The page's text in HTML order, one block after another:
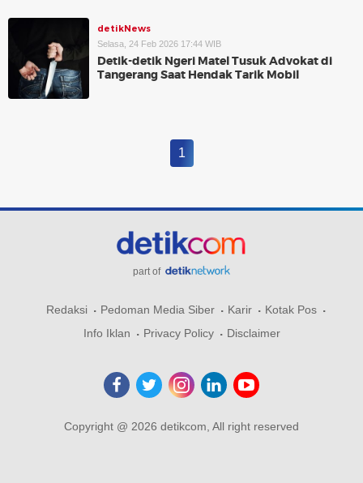
detikNews
Selasa, 24 Feb 2026 17:44 WIB
Detik-detik Ngeri Matel Tusuk Advokat di
Tangerang Saat Hendak Tarik Mobil
1
part of
Redaksi Pedoman Media Siber Karir
Kotak Pos
Info Iklan
Privacy Policy Disclaimer
Copyright @ 2026 detikcom, All right reserved